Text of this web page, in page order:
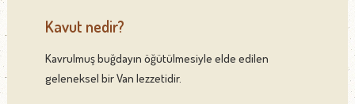
Kavut nedir?
Kavrulmuş buğdayın öğütülmesiyle elde edilen
geleneksel bir Van lezzetidir.